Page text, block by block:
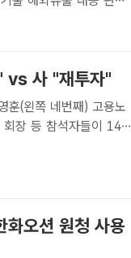
기술 해외유출이 우리
vs 사 "재투자"
장 등 참석자들이 14일
에 발맞춘 새로운 사회
오션 원청 사용